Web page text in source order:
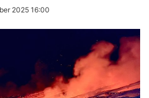
2025 16:00